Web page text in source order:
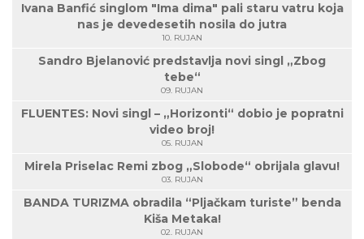
Ivana Banfić singlom "Ima dima" pali staru vatru koja
nas je devedesetih nosila do jutra
10. RUJAN
Sandro Bjelanović predstavlja novi singl „Zbog
tebe“
09. RUJAN
FLUENTES: Novi singl – „Horizonti“ dobio je popratni
video broj!
05. RUJAN
Mirela Priselac Remi zbog „Slobode“ obrijala glavu!
03. RUJAN
BANDA TURIZMA obradila “Pljačkam turiste” benda
Kiša Metaka!
02. RUJAN